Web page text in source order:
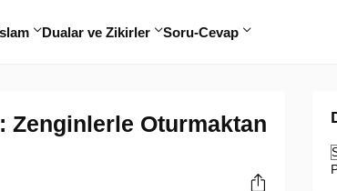
Dualar ve Zikirler Soru-Cevap
Zenginlerle Oturmaktan